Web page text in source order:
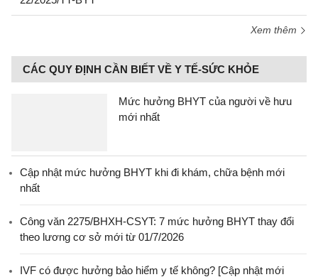
Xem thêm
CÁC QUY ĐỊNH CẦN BIẾT VỀ Y TẾ-SỨC KHỎE
Mức hưởng BHYT của người về hưu
mới nhất
Cập nhật mức hưởng BHYT khi đi khám, chữa bệnh mới
nhất
Công văn 2275/BHXH-CSYT: 7 mức hưởng BHYT thay đổi
theo lương cơ sở mới từ 01/7/2026
IVF có được hưởng bảo hiểm y tế không? [Cập nhật mới